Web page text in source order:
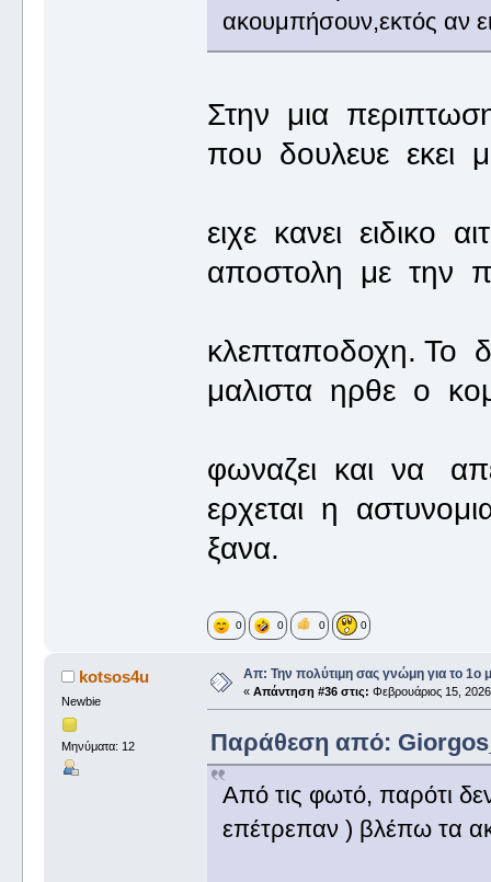
ακουμπήσουν,εκτός αν
Στην μια
που δουλευε εκει
ειχε κανει ειδικο
αποστολη με την
κλεπταποδοχη. Το
μαλιστα ηρθε ο
φωναζει και να
ερχεται η
ξανα.
0 0 0 0
kotsos4u
Newbie
Μηνύματα: 12
Απ: Την πολύτιμη σας γνώμη για το 1ο
« Απάντηση #36 στις: Φεβρουάριος 15,
Παράθεση από:
Από τις φωτό, παρότι
επέτρεπαν ) βλέπω τα